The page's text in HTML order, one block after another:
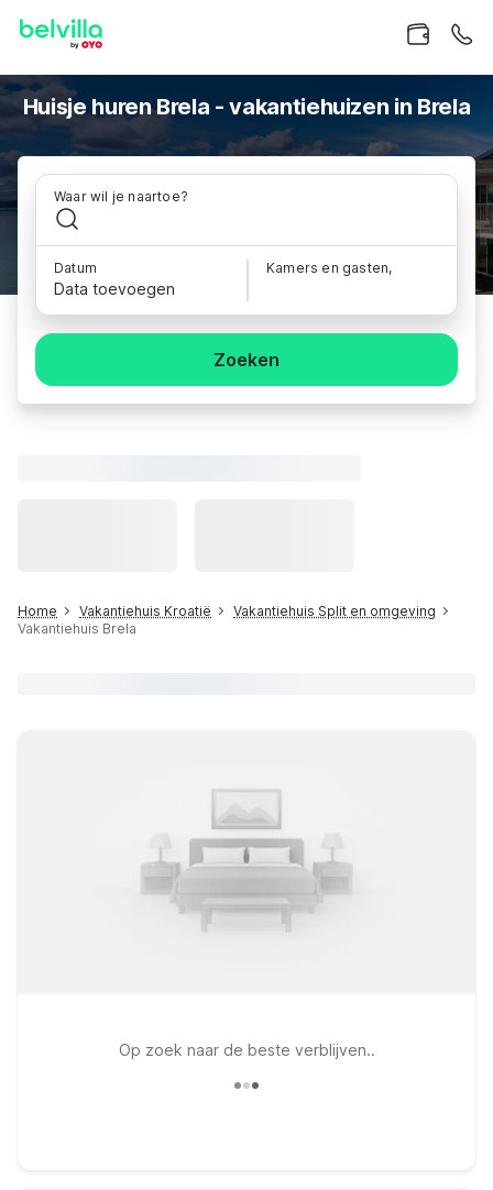
Huisje huren Brela - vakantiehuizen in Brela
Waar wil je naartoe?
Datum
Data toevoegen
Kamers en gasten,
Zoeken
Home Vakantiehuis Kroatië
Vakantiehuis Split en omgeving
Vakantiehuis Brela
Op zoek naar de beste verblijven..